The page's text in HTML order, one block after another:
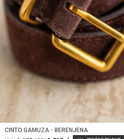
CINTO GAMUZA - BERENJENA